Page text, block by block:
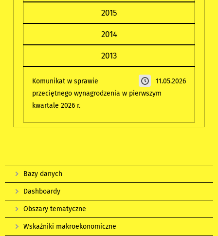
2015
2014
2013
11.05.2026
Komunikat w sprawie
przeciętnego wynagrodzenia w pierwszym
kwartale 2026 r.
Bazy danych
Dashboardy
Obszary tematyczne
Wskaźniki makroekonomiczne